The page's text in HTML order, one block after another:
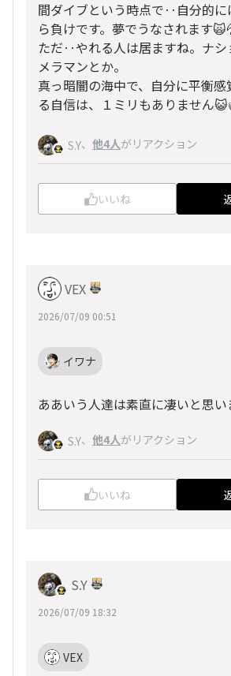
間ダイブという時点で‥自分的に
ら負けです。夢でうなされます
ただ‥やれる人は居ますね。ナシ
メラマンとか。
真っ暗闇の海中で、自分に平衡感
る自信は、１ミリもありません
S.Y、 他4人がリアクション
いいね
VEX
2026/07/09 00:51
イワナ
ああいう人達は素直に凄いと思い
S.Y、 他4人がリアクション
いいね
S.Y
2026/07/09 18:32
VEX